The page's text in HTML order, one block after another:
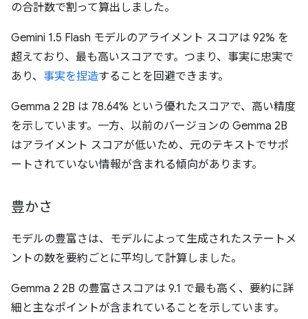
の合計数で割って算出しました。
Gemini 1.5 Flash モデルのアライメント スコアは 92% を
超えており、最も高いスコアです。つまり、事実に忠実で
あり、 事実を捏造することを回避できます。
Gemma 2 2B は 78.64% という優れたスコアで、高い精度
を示しています。一方、以前のバージョンの Gemma 2B
はアライメント スコアが低いため、元のテキストでサポ
ートされていない情報が含まれる傾向があります。
豊かさ
モデルの豊富さは、モデルによって生成されたステートメ
ントの数を要約ごとに平均して計算しました。
Gemma 2 2B の豊富さスコアは 9.1 で最も高く、要約に詳
細と主なポイントが含まれていることを示しています。